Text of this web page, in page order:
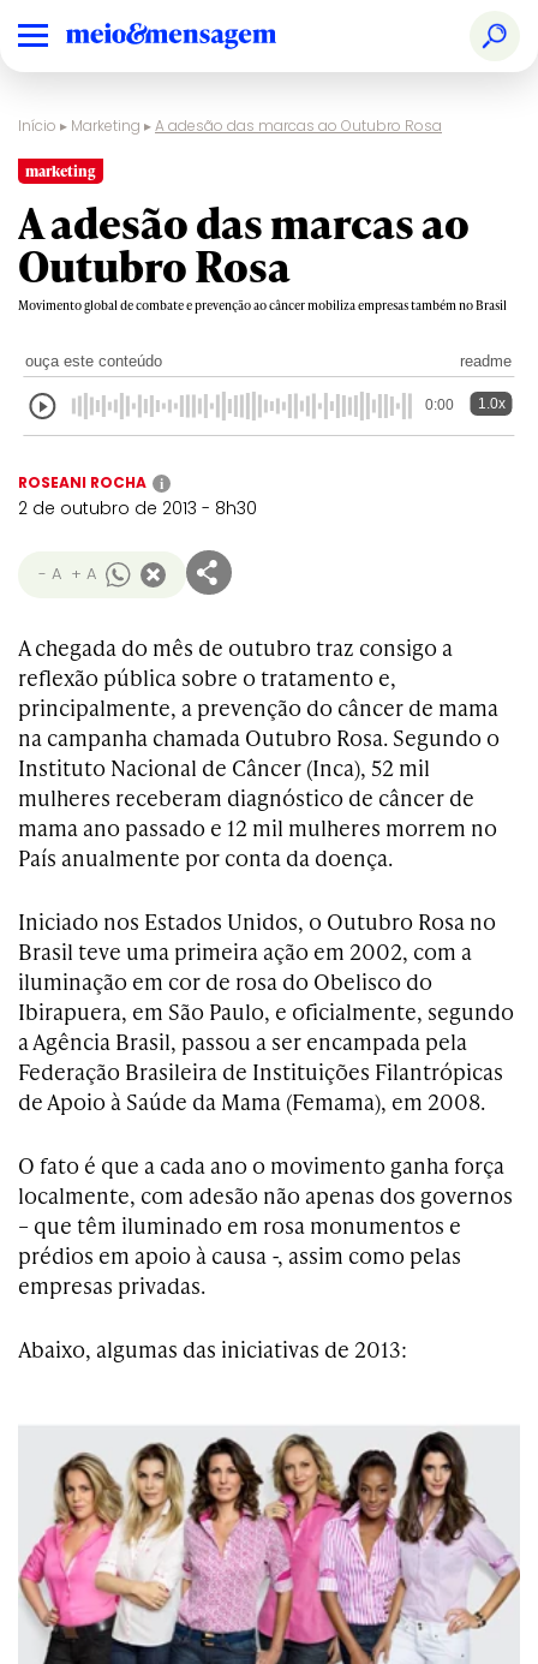
Início ▸ Marketing ▸A adesão das marcas ao Outubro Rosa
marketing
A adesão das marcas ao
Outubro Rosa
Movimento global de combate e prevenção ao câncer mobiliza empresas também no Brasil
ouça este conteúdo readme
0:00 1.0x
ROSEANI ROCHA i
2 de outubro de 2013 - 8h30
- A + A
A chegada do mês de outubro traz consigo a
reflexão pública sobre o tratamento e,
principalmente, a prevenção do câncer de mama
na campanha chamada Outubro Rosa. Segundo o
Instituto Nacional de Câncer (Inca), 52 mil
mulheres receberam diagnóstico de câncer de
mama ano passado e 12 mil mulheres morrem no
País anualmente por conta da doença.
Iniciado nos Estados Unidos, o Outubro Rosa no
Brasil teve uma primeira ação em 2002, com a
iluminação em cor de rosa do Obelisco do
Ibirapuera, em São Paulo, e oficialmente, segundo
a Agência Brasil, passou a ser encampada pela
Federação Brasileira de Instituições Filantrópicas
de Apoio à Saúde da Mama (Femama), em 2008.
O fato é que a cada ano o movimento ganha força
localmente, com adesão não apenas dos governos
– que têm iluminado em rosa monumentos e
prédios em apoio à causa -, assim como pelas
empresas privadas.
Abaixo, algumas das iniciativas de 2013: